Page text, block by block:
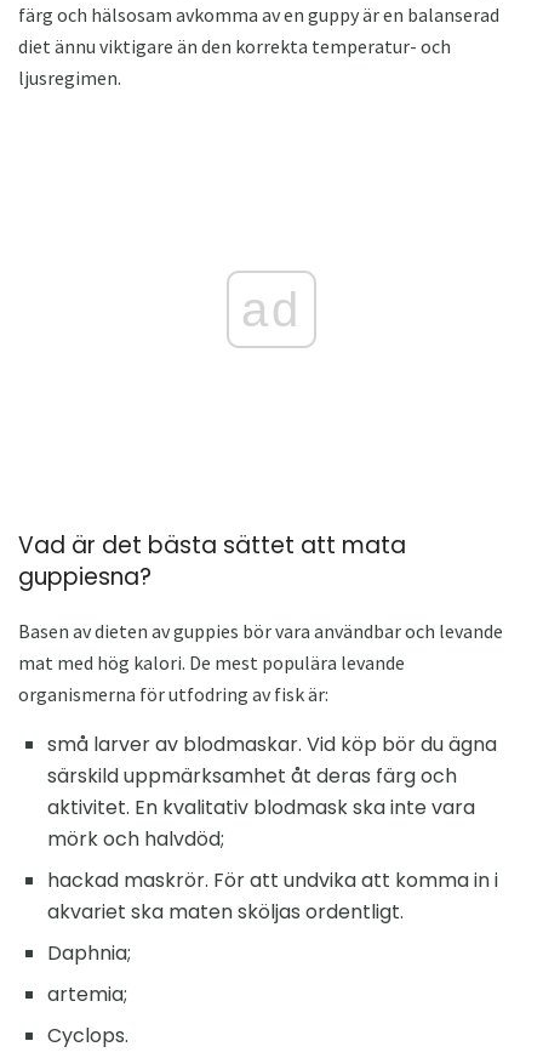
färg och hälsosam avkomma av en guppy är en balanserad
diet ännu viktigare än den korrekta temperatur- och
ljusregimen.
ad
Vad är det bästa sättet att mata
guppiesna?
Basen av dieten av guppies bör vara användbar och levande
mat med hög kalori. De mest populära levande
organismerna för utfodring av fisk är:
små larver av blodmaskar. Vid köp bör du ägna
särskild uppmärksamhet åt deras färg och
aktivitet. En kvalitativ blodmask ska inte vara
mörk och halvdöd;
hackad maskrör. För att undvika att komma in i
akvariet ska maten sköljas ordentligt.
Daphnia;
artemia;
Cyclops.